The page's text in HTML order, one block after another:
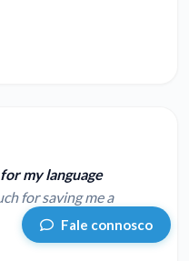
my language
for saving me a
Fale connosco